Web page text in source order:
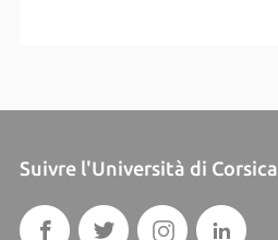
Suivre l'Università di Corsica